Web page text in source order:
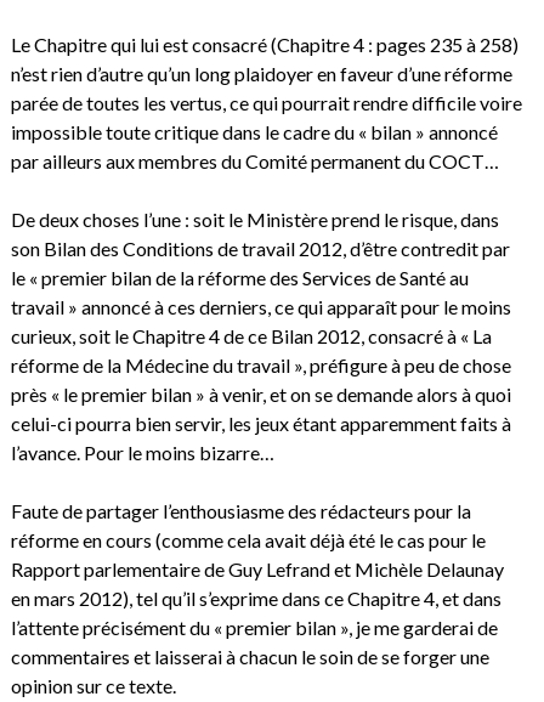
Le Chapitre qui lui est consacré (Chapitre 4 : pages 235 à 258)
n’est rien d’autre qu’un long plaidoyer en faveur d’une réforme
parée de toutes les vertus, ce qui pourrait rendre difficile voire
impossible toute critique dans le cadre du « bilan » annoncé
par ailleurs aux membres du Comité permanent du COCT…
De deux choses l’une : soit le Ministère prend le risque, dans
son Bilan des Conditions de travail 2012, d’être contredit par
le « premier bilan de la réforme des Services de Santé au
travail » annoncé à ces derniers, ce qui apparaît pour le moins
curieux, soit le Chapitre 4 de ce Bilan 2012, consacré à « La
réforme de la Médecine du travail », préfigure à peu de chose
près « le premier bilan » à venir, et on se demande alors à quoi
celui-ci pourra bien servir, les jeux étant apparemment faits à
l’avance. Pour le moins bizarre…
Faute de partager l’enthousiasme des rédacteurs pour la
réforme en cours (comme cela avait déjà été le cas pour le
Rapport parlementaire de Guy Lefrand et Michèle Delaunay
en mars 2012), tel qu’il s’exprime dans ce Chapitre 4, et dans
l’attente précisément du « premier bilan », je me garderai de
commentaires et laisserai à chacun le soin de se forger une
opinion sur ce texte.